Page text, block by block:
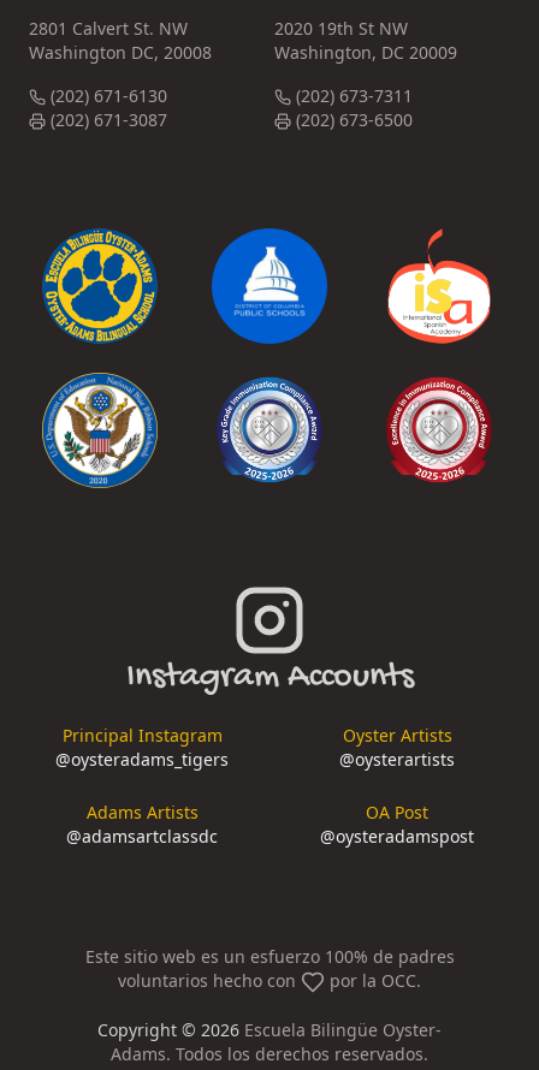
2801 Calvert St. NW
Washington DC, 20008
(202) 671-6130
(202) 671-3087
2020 19th St NW
Washington, DC 20009
(202) 673-7311
(202) 673-6500
Instagram Accounts
Principal Instagram
@oysteradams_tigers
Oyster Artists
@oysterartists
Adams Artists
@adamsartclassdc
OA Post
@oysteradamspost
Este sitio web es un esfuerzo 100% de padres
voluntarios hecho con
por la OCC.
Copyright © 2026 Escuela Bilingüe Oyster-
Adams. Todos los derechos reservados.